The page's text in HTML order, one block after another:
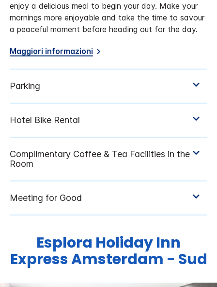
enjoy a delicious meal to begin your day. Make your
mornings more enjoyable and take the time to savour
a peaceful moment before heading out for the day.
Maggiori informazioni
Esplora Holiday Inn
ExpressAmsterdam - Sud